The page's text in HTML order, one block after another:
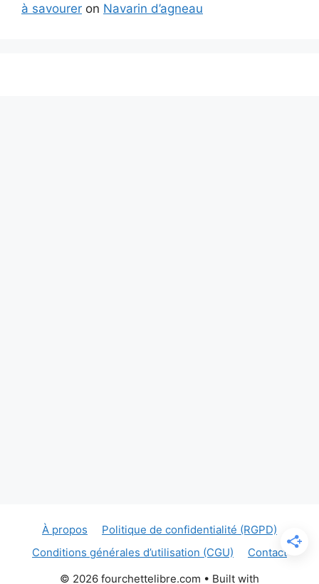
à savourer on Navarin d’agneau
À propos
Politique de confidentialité (RGPD)
Conditions générales d’utilisation (CGU)
Contact
© 2026 fourchettelibre.com • Built with